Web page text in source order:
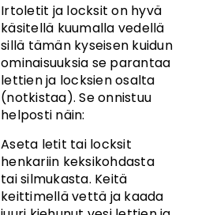
Irtoletit ja locksit on hyvä
käsitellä kuumalla vedellä
sillä tämän kyseisen kuidun
ominaisuuksia se parantaa
lettien ja locksien osalta
(notkistaa). Se onnistuu
helposti näin:
Aseta letit tai locksit
henkariin keksikohdasta
tai silmukasta. Keitä
keittimellä vettä ja kaada